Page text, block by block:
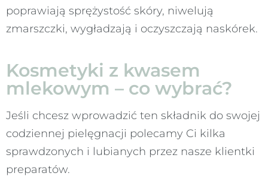
poprawiają sprężystość skóry, niwelują
zmarszczki, wygładzają i oczyszczają naskórek.
Kosmetyki z kwasem
mlekowym – co wybrać?
Jeśli chcesz wprowadzić ten składnik do swojej
codziennej pielęgnacji polecamy Ci kilka
sprawdzonych i lubianych przez nasze klientki
preparatów.